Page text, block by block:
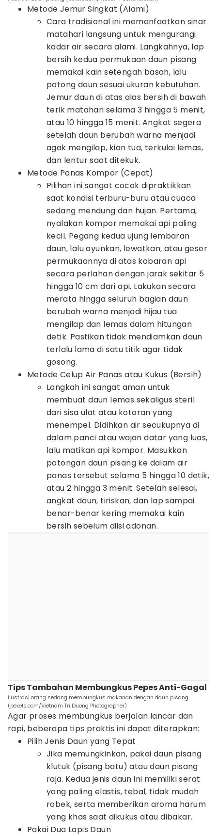
Metode Jemur Singkat (Alami)
Cara tradisional ini memanfaatkan sinar
matahari langsung untuk mengurangi
kadar air secara alami. Langkahnya, lap
bersih kedua permukaan daun pisang
memakai kain setengah basah, lalu
potong daun sesuai ukuran kebutuhan.
Jemur daun di atas alas bersih di bawah
terik matahari selama 3 hingga 5 menit,
atau 10 hingga 15 menit. Angkat segera
setelah daun berubah warna menjadi
agak mengilap, kian tua, terkulai lemas,
dan lentur saat ditekuk.
Metode Panas Kompor (Cepat)
Pilihan ini sangat cocok dipraktikkan
saat kondisi terburu-buru atau cuaca
sedang mendung dan hujan. Pertama,
nyalakan kompor memakai api paling
kecil. Pegang kedua ujung lembaran
daun, lalu ayunkan, lewatkan, atau geser
permukaannya di atas kobaran api
secara perlahan dengan jarak sekitar 5
hingga 10 cm dari api. Lakukan secara
merata hingga seluruh bagian daun
berubah warna menjadi hijau tua
mengilap dan lemas dalam hitungan
detik. Pastikan tidak mendiamkan daun
terlalu lama di satu titik agar tidak
gosong.
Metode Celup Air Panas atau Kukus (Bersih)
Langkah ini sangat aman untuk
membuat daun lemas sekaligus steril
dari sisa ulat atau kotoran yang
menempel. Didihkan air secukupnya di
dalam panci atau wajan datar yang luas,
lalu matikan api kompor. Masukkan
potongan daun pisang ke dalam air
panas tersebut selama 5 hingga 10 detik,
atau 2 hingga 3 menit. Setelah selesai,
angkat daun, tiriskan, dan lap sampai
benar-benar kering memakai kain
bersih sebelum diisi adonan.
Tips Tambahan Membungkus Pepes Anti-Gagal
ilustrasi orang sedang membungkus makanan dengan daun pisang
(pexels.com/Vietnam Tri Duong Photographer)
Agar proses membungkus berjalan lancar dan
rapi, beberapa tips praktis ini dapat diterapkan:
Pilih Jenis Daun yang Tepat
Jika memungkinkan, pakai daun pisang
klutuk (pisang batu) atau daun pisang
raja. Kedua jenis daun ini memiliki serat
yang paling elastis, tebal, tidak mudah
robek, serta memberikan aroma harum
yang khas saat dikukus atau dibakar.
Pakai Dua Lapis Daun